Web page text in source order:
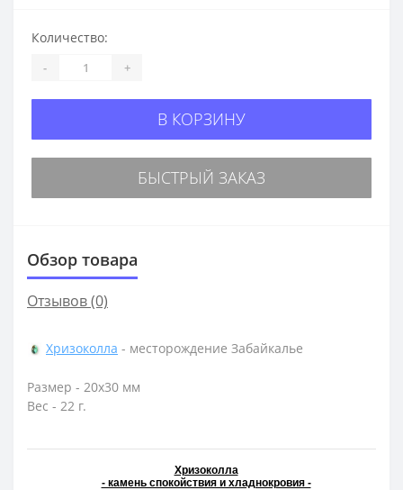
Количество:
- +
В КОРЗИНУ
БЫСТРЫЙ ЗАКАЗ
Обзор товара
Отзывов (0)
Хризоколла - месторождение Забайкалье
Размер - 20х30 мм
Вес - 22 г.
Хризоколла
- камень спокойствия и хладнокровия -